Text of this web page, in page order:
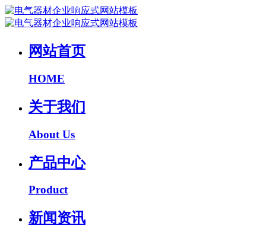
网站首页
HOME
关于我们
About Us
产品中心
Product
新闻资讯